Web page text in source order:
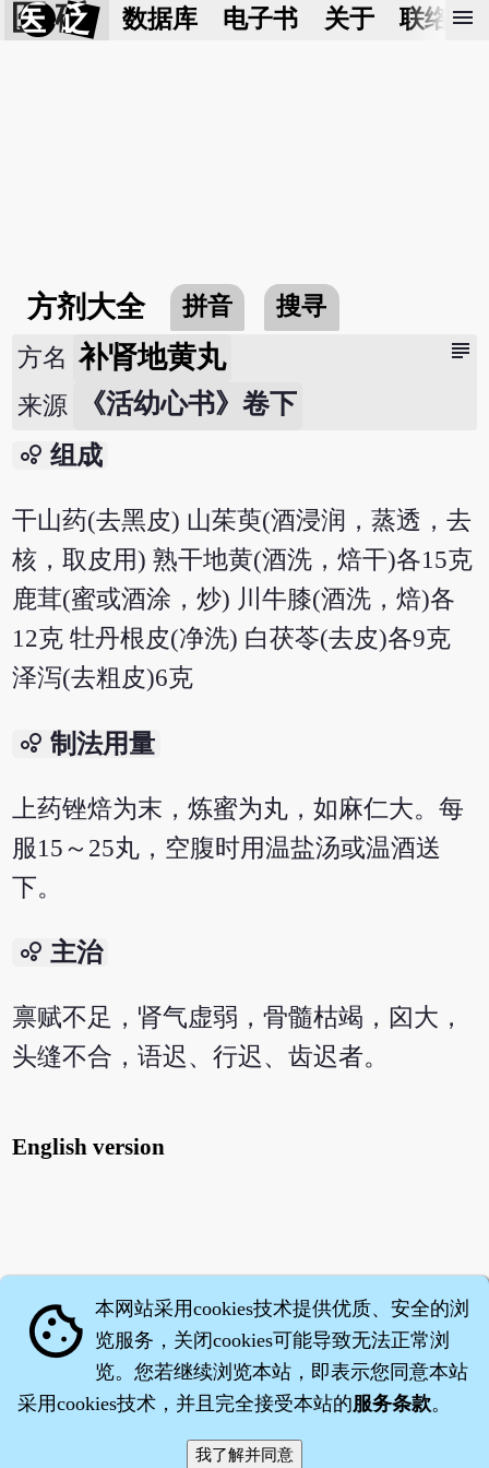
医 砭 数据库 电子书 关于 联络我
menu
方剂大全 拼音 搜寻
subject
方名 补肾地黄丸
来源 《活幼心书》卷下
bubble_chart 组成
干山药(去黑皮) 山茱萸(酒浸润，蒸透，去
核，取皮用) 熟干地黄(酒洗，焙干)各15克
鹿茸(蜜或酒涂，炒) 川牛膝(酒洗，焙)各
12克 牡丹根皮(净洗) 白茯苓(去皮)各9克
泽泻(去粗皮)6克
bubble_chart 制法用量
上药锉焙为末，炼蜜为丸，如麻仁大。每
服15～25丸，空腹时用温盐汤或温酒送
下。
bubble_chart 主治
禀赋不足，肾气虚弱，骨髓枯竭，囟大，
头缝不合，语迟、行迟、齿迟者。
English version
·沈药子©2008～2026
cookie 本网站采用cookies技术提供优质、安全的浏
览服务，关闭cookies可能导致无法正常浏
览。您若继续浏览本站，即表示您同意本站
采用cookies技术，并且完全接受本站的服务条款。